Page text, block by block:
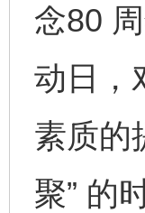
念80
动日，
素质的
聚” 的